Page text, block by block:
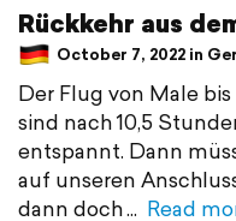
Rückkehr aus
October 7, 2022 in
Der Flug von Male
sind nach 10,5
entspannt. Dann
auf unseren
dann doch
Read